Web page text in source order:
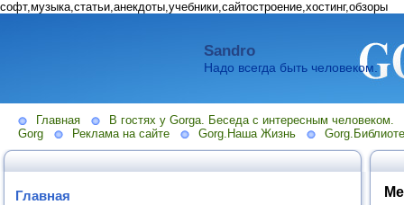
софт,музыка,статьи,анекдоты,учебники,сайтостроение,хостинг,обзоры
Sandro
Надо всегда быть человеком.
Главная
В гостях у Gorga. Беседа с интересным человеком.
Gorg
Реклама на сайте Gorg.Наша Жизнь
Главная